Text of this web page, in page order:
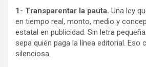
1- Transparentar la pauta. Una ley
en tiempo real, monto, medio y
estatal en publicidad. Sin letra
sepa quién paga la línea editorial. Eso
silenciosa.